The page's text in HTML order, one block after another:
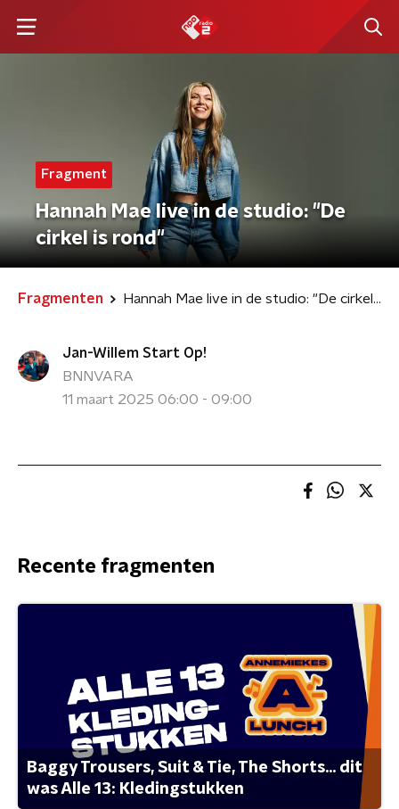
Fragment
Hannah Mae live in de studio: "De
cirkel is rond"
Fragmenten Hannah Mae live in de studio: "De cirkel is rond"
Jan-Willem Start Op!
BNNVARA
11 maart 2025 06:00 - 09:00
Recente fragmenten
Baggy Trousers, Suit & Tie, The Shorts... dit
was Alle 13: Kledingstukken